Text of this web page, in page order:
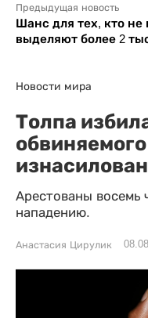
Предыдущая новость
Шанс для тех, кто
выделяют более 2
Новости мира
Толпа
Арестованы восемь
нападению.
Анастасия Цирулик